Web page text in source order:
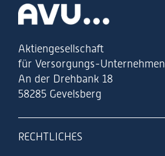
Zur Startseite
Aktiengesellschaft
für Versorgungs-Unternehmen
An der Drehbank 18
58285 Gevelsberg
RECHTLICHES